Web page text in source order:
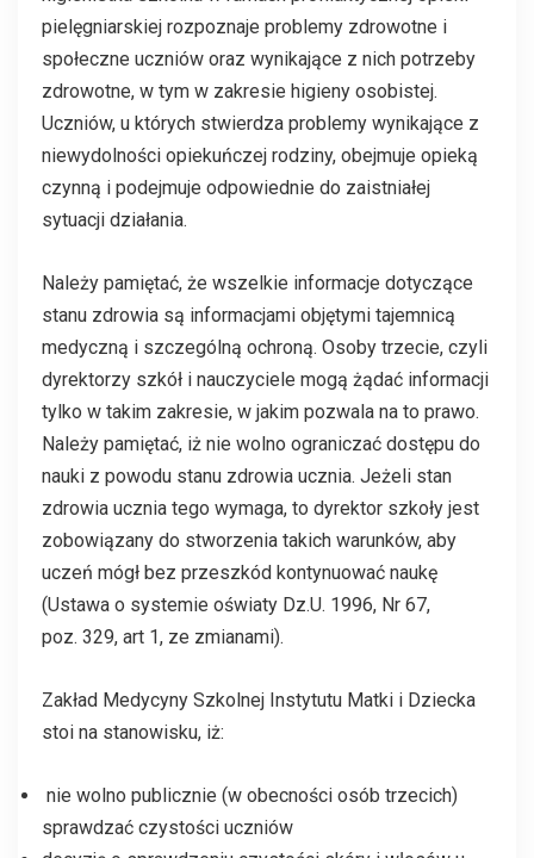
pielęgniarskiej rozpoznaje problemy zdrowotne i
społeczne uczniów oraz wynikające z nich potrzeby
zdrowotne, w tym w zakresie higieny osobistej.
Uczniów, u których stwierdza problemy wynikające z
niewydolności opiekuńczej rodziny, obejmuje opieką
czynną i podejmuje odpowiednie do zaistniałej
sytuacji działania.
Należy pamiętać, że wszelkie informacje dotyczące
stanu zdrowia są informacjami objętymi tajemnicą
medyczną i szczególną ochroną. Osoby trzecie, czyli
dyrektorzy szkół i nauczyciele mogą żądać informacji
tylko w takim zakresie, w jakim pozwala na to prawo.
Należy pamiętać, iż nie wolno ograniczać dostępu do
nauki z powodu stanu zdrowia ucznia. Jeżeli stan
zdrowia ucznia tego wymaga, to dyrektor szkoły jest
zobowiązany do stworzenia takich warunków, aby
uczeń mógł bez przeszkód kontynuować naukę
(Ustawa o systemie oświaty Dz.U. 1996, Nr 67,
poz. 329, art 1, ze zmianami).
Zakład Medycyny Szkolnej Instytutu Matki i Dziecka
stoi na stanowisku, iż:
nie wolno publicznie (w obecności osób trzecich)
sprawdzać czystości uczniów